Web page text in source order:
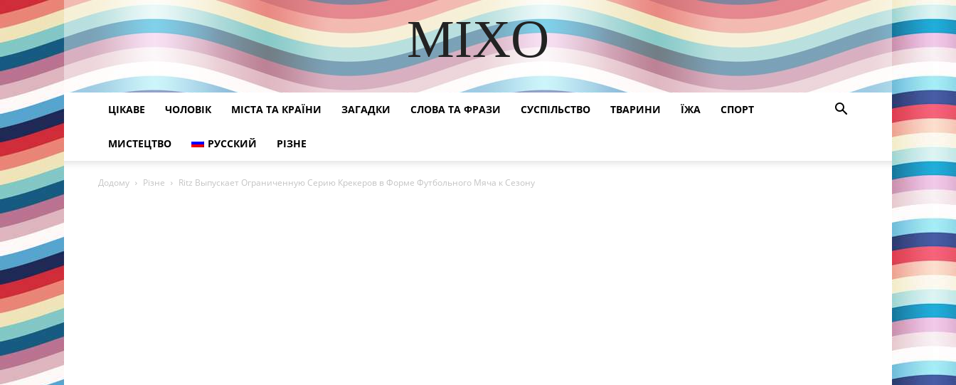
MIXO
DISCOVER THE ART OF PUBLISHING
ЦІКАВЕ ЧОЛОВІК МІСТА ТА КРАЇНИ ЗАГАДКИ СЛОВА ТА ФРАЗИ СУСПІЛЬСТВО ТВАРИНИ ЇЖА СПОРТ
МИСТЕЦТВО РУССКИЙ РІЗНЕ
Додому Різне Ritz Выпускает Ограниченную Серию Крекеров в Форме Футбольного Мяча к Сезону